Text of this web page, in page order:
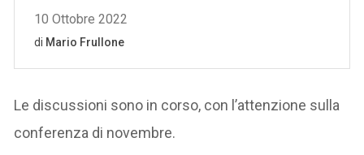
Le discussioni sono in corso, con l’attenzione sulla
conferenza di novembre.